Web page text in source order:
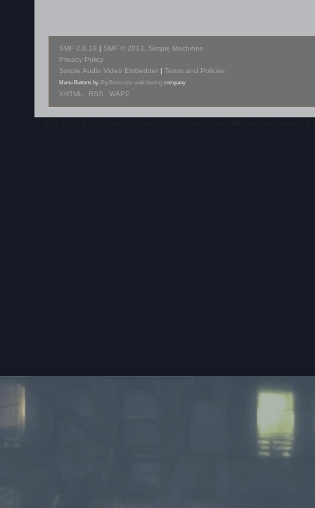
SMF 2.0.19 | SMF © 2013, Simple Machines
Privacy Policy
Simple Audio Video Embedder | Terms and Policies
Menu Buttons by 2by2host.com web hosting company
XHTML RSS WAP2